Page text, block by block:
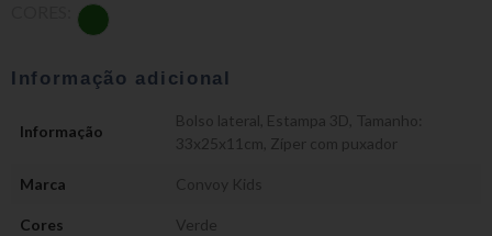
Informação adicional
Informação
Bolso lateral Estampa 3D Tamanho:
33x25x11cm Zíper com puxador
Marca Convoy Kids
Cores Verde